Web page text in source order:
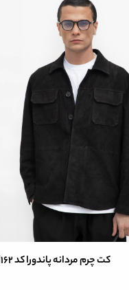
کت چرم مردانه پاندورا کد PCM162